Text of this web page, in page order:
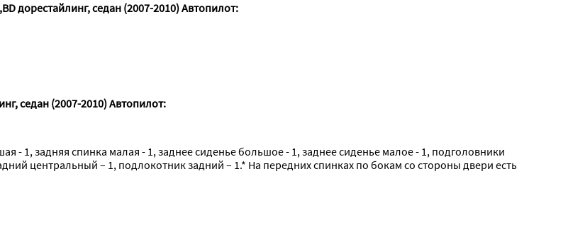
дорестайлинг, седан (2007-2010) Автопилот:
седан (2007-2010) Автопилот:
- 1, задняя спинка малая - 1, заднее сиденье большое - 1, заднее сиденье малое - 1, подголовники
центральный – 1, подлокотник задний – 1.* На передних спинках по бокам со стороны двери есть